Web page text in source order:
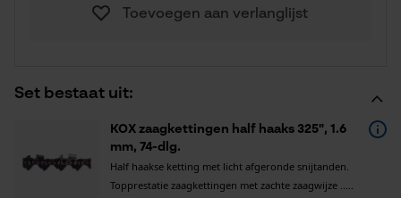
Set bestaat uit:
KOX zaagkettingen half haaks 325", 1.6
mm, 74-dlg.
Half haakse ketting met licht afgeronde snijtanden.
Topprestatie zaagkettingen met zachte zaagwijze .....
Toevoegen aan verlanglijst